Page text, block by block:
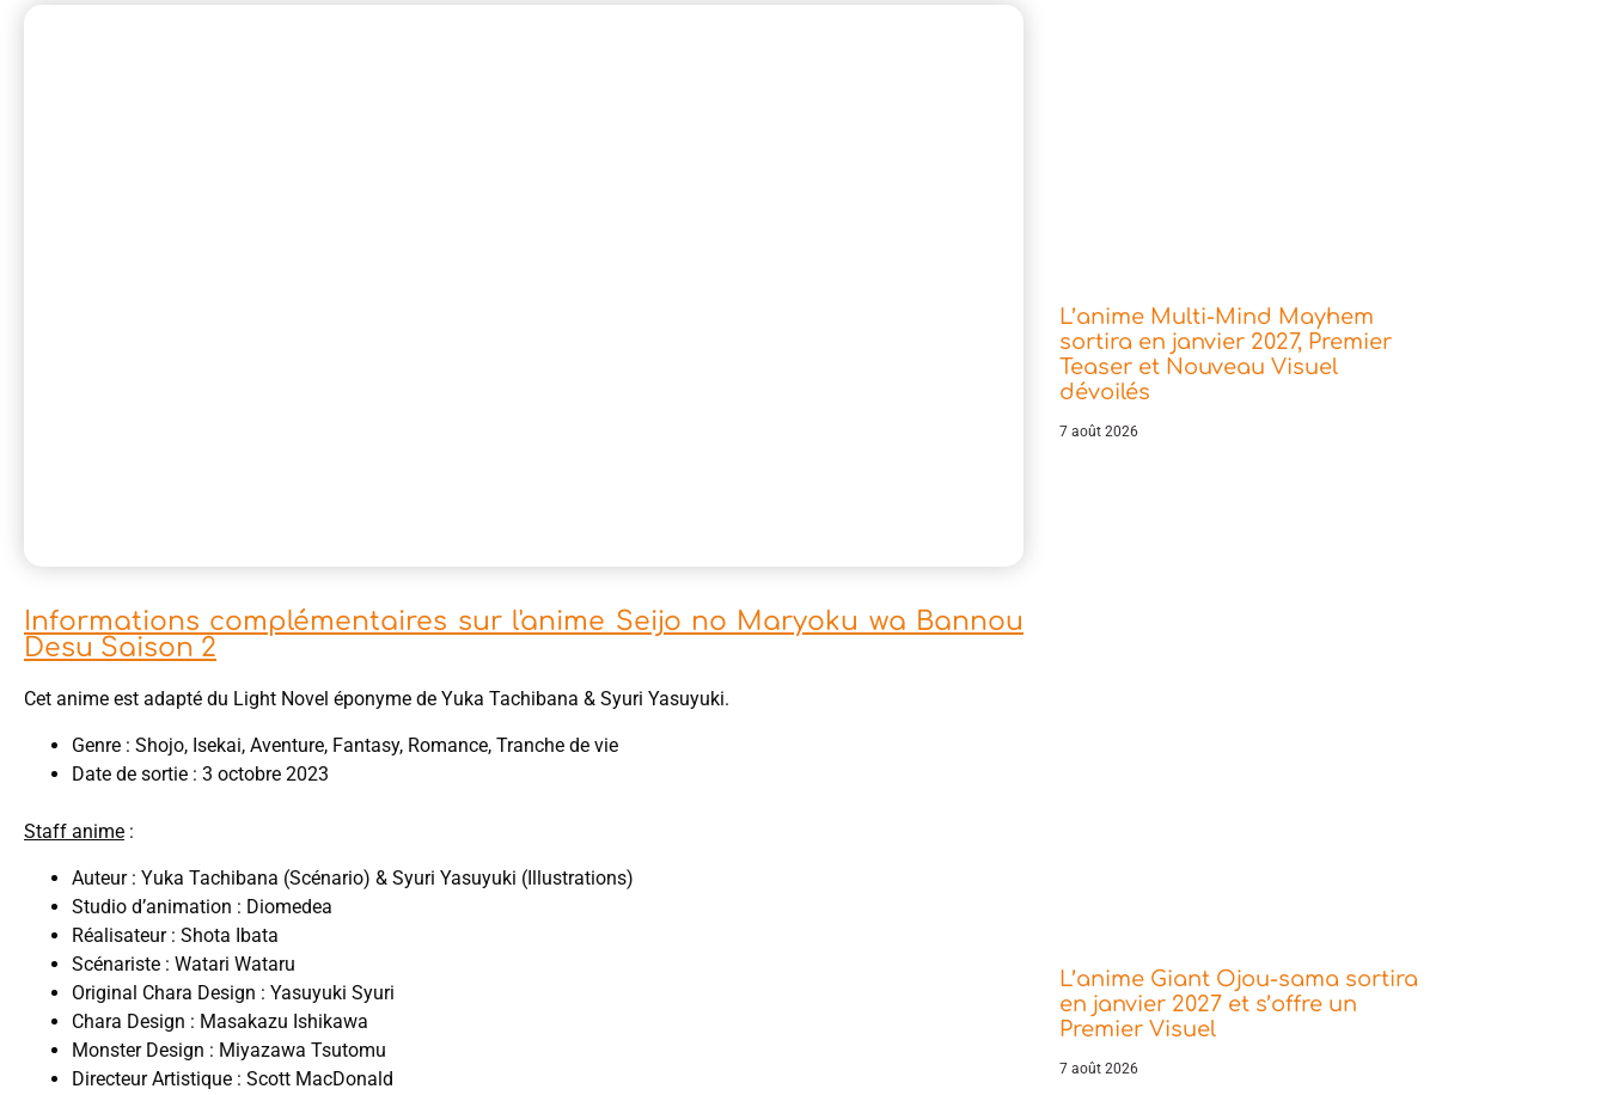
Informations complémentaires sur l'anime Seijo no Maryoku wa Bannou
Desu Saison 2
Cet anime est adapté du Light Novel éponyme de Yuka Tachibana & Syuri Yasuyuki.
Genre : Shojo, Isekai, Aventure, Fantasy, Romance, Tranche de vie
Date de sortie : 3 octobre 2023
Staff anime :
Auteur : Yuka Tachibana (Scénario) & Syuri Yasuyuki (Illustrations)
Studio d’animation : Diomedea
Réalisateur : Shota Ibata
Scénariste : Watari Wataru
Original Chara Design : Yasuyuki Syuri
Chara Design : Masakazu Ishikawa
Monster Design : Miyazawa Tsutomu
Directeur Artistique : Scott MacDonald
L’anime Multi-Mind Mayhem
sortira en janvier 2027, Premier
Teaser et Nouveau Visuel
dévoilés
7 août 2026
L’anime Giant Ojou-sama sortira
en janvier 2027 et s’offre un
Premier Visuel
7 août 2026